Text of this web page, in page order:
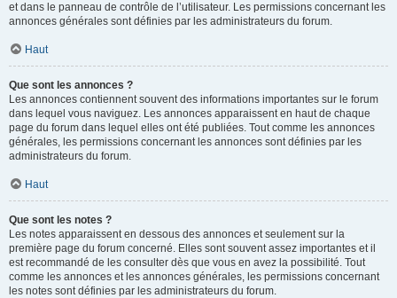
et dans le panneau de contrôle de l’utilisateur. Les permissions concernant les
annonces générales sont définies par les administrateurs du forum.
Haut
Que sont les annonces ?
Les annonces contiennent souvent des informations importantes sur le forum
dans lequel vous naviguez. Les annonces apparaissent en haut de chaque
page du forum dans lequel elles ont été publiées. Tout comme les annonces
générales, les permissions concernant les annonces sont définies par les
administrateurs du forum.
Haut
Que sont les notes ?
Les notes apparaissent en dessous des annonces et seulement sur la
première page du forum concerné. Elles sont souvent assez importantes et il
est recommandé de les consulter dès que vous en avez la possibilité. Tout
comme les annonces et les annonces générales, les permissions concernant
les notes sont définies par les administrateurs du forum.